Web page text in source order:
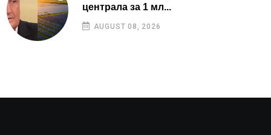
централа за 1 мл...
AUGUST 08, 2026